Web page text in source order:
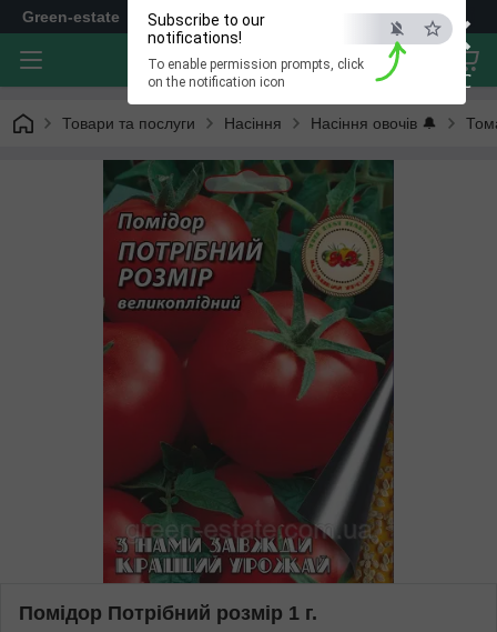
×
ESC
Subscribe to our
notifications!
To enable permission prompts, click
on the notification icon
Green-estate
Товари та послуги Насіння Насіння овочів 🔔
Помідор Потрібний розмір 1 г.